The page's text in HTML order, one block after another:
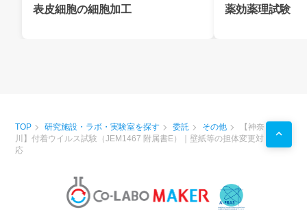
表皮細胞の細胞加工 薬効薬理試験
TOP 研究施設・ラボ・実験室を探す 委託 その他
【神奈
川】付着ウイルス試験（JEM1467 附属書E）｜壁紙等の担体変更対
応